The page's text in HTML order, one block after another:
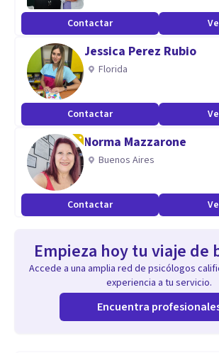
Contactar
Jessica Perez Rubio
Florida
Contactar
Norma Mazzarone
Buenos Aires
Contactar
Empieza hoy tu viaje de
Accede a una amplia red de psicólogos
experiencia a tu servicio.
Encuentra